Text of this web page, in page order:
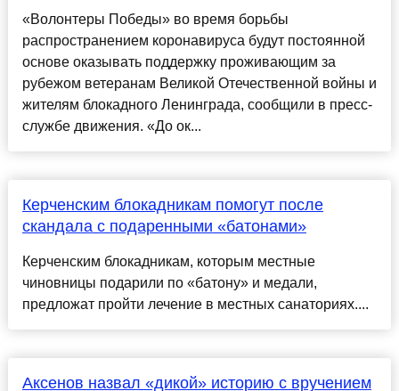
«Волонтеры Победы» во время борьбы
распространением коронавируса будут постоянной
основе оказывать поддержку проживающим за
рубежом ветеранам Великой Отечественной войны и
жителям блокадного Ленинграда, сообщили в пресс-
службе движения. «До ок...
Керченским блокадникам помогут после
скандала с подаренными «батонами»
Керченским блокадникам, которым местные
чиновницы подарили по «батону» и медали,
предложат пройти лечение в местных санаториях....
Аксенов назвал «дикой» историю с вручением